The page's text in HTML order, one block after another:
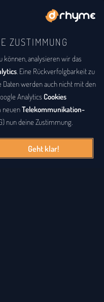
ZUSTIMMUNG
analysieren wir das
. Eine Rückverfolgbarkeit zu
Daten werden auch nicht mit den
Analytics Cookies
neuenTelekommunikation-
nun deine Zustimmung.
Geht klar!
Auflistung aller
EinAnagrammist eine
der Buchstaben einer
diesem Lexikon hingegen
Wörter, die durch